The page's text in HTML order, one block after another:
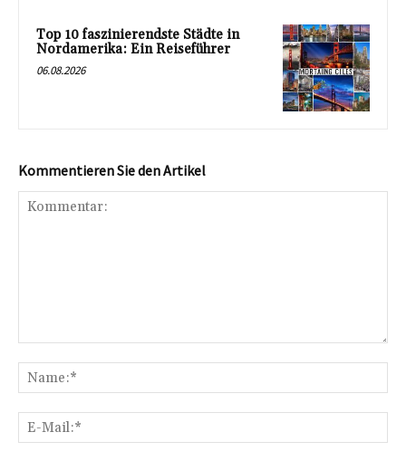
Top 10 faszinierendste Städte in
Nordamerika: Ein Reiseführer
06.08.2026
Kommentieren Sie den Artikel